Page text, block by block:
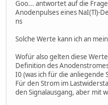
Goo... antwortet auf die
Anodenpulses eines NaI(Tl)-
ns
Solche Werte kann ich an
Wofür also gelten diese
Definition des
I0 (was ich für die anliegende
Für den Strom im
den Signalausgang, aber mit